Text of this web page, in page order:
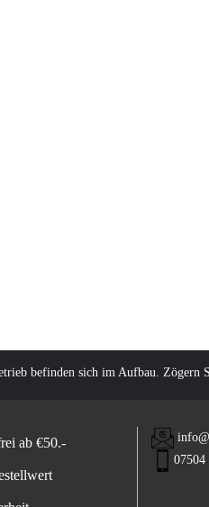
befinden sich im Aufbau.
ab €50.-
07504